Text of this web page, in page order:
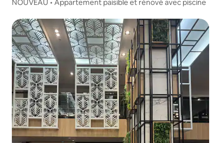
NOUVEAU • Appartement paisible et rénové avec piscine